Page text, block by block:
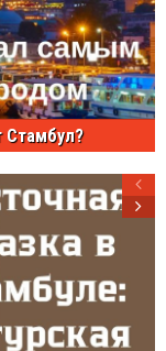
Стамбул?